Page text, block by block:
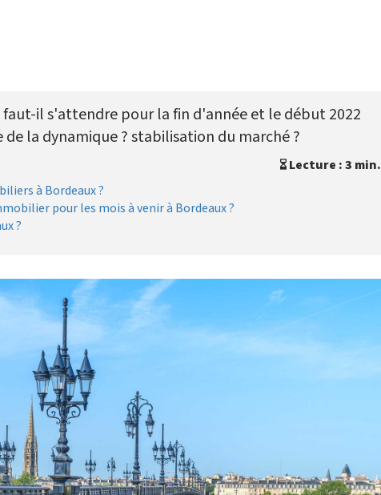
faut-il s'attendre pour la fin d'année et le début 2022
la dynamique ? stabilisation du marché ?
Lecture : 3 min.
à Bordeaux ?
pour les mois à venir à Bordeaux ?
?